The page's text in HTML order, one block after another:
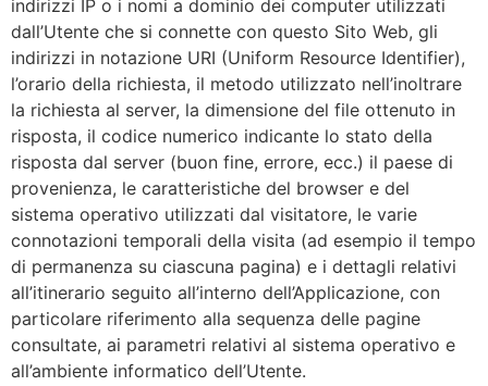
indirizzi IP o i nomi a dominio dei computer utilizzati
dall’Utente che si connette con questo Sito Web, gli
indirizzi in notazione URI (Uniform Resource Identifier),
l’orario della richiesta, il metodo utilizzato nell’inoltrare
la richiesta al server, la dimensione del file ottenuto in
risposta, il codice numerico indicante lo stato della
risposta dal server (buon fine, errore, ecc.) il paese di
provenienza, le caratteristiche del browser e del
sistema operativo utilizzati dal visitatore, le varie
connotazioni temporali della visita (ad esempio il tempo
di permanenza su ciascuna pagina) e i dettagli relativi
all’itinerario seguito all’interno dell’Applicazione, con
particolare riferimento alla sequenza delle pagine
consultate, ai parametri relativi al sistema operativo e
all’ambiente informatico dell’Utente.